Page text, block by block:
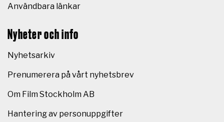
Användbara länkar
Nyheter och info
Nyhetsarkiv
Prenumerera på vårt nyhetsbrev
Om Film Stockholm AB
Hantering av personuppgifter